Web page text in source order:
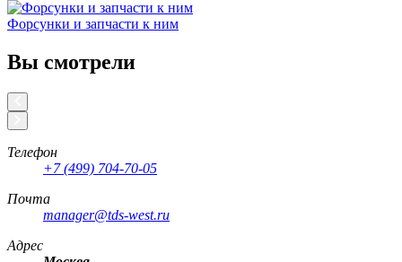
Форсунки и запчасти к ним
Вы смотрели
Телефон
+7 (499) 704-70-05
Почта
manager@tds-west.ru
Адрес